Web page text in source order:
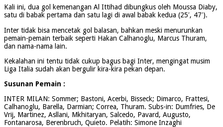
Kali ini, dua gol kemenangan Al Ittihad dibungkus oleh Moussa Diaby,
satu di babak pertama dan satu lagi di awal babak kedua (25′, 47′).
Inter tidak bisa mencetak gol balasan, bahkan meski menurunkan
pemain-pemain terbaik seperti Hakan Calhanoglu, Marcus Thuram,
dan nama-nama lain.
Kekalahan ini tentu tidak cukup bagus bagi Inter, mengingat musim
Liga Italia sudah akan bergulir kira-kira pekan depan.
Susunan Pemain :
INTER MILAN: Sommer; Bastoni, Acerbi, Bisseck; Dimarco, Frattesi,
Calhanoglu, Barella, Darmian; Correa, Thuram. Subs-in: Dumfries, De
Vrij, Martinez, Asllani, Mkhitaryan, Salcedo, Pavard, Augusto,
Fontanarosa, Berenbruch, Quieto. Pelatih: Simone Inzaghi